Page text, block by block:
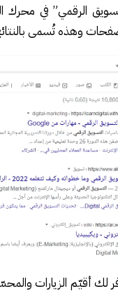
الرقمي” في
وهذه تُسمى
لك أقيّم الزيارات